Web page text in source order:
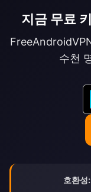
지금 무료
수천
호환성: